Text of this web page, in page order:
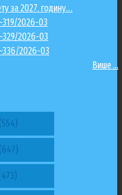
за 2027. годину…
319/2026-03
329/2026-03
336/2026-03
Више ...